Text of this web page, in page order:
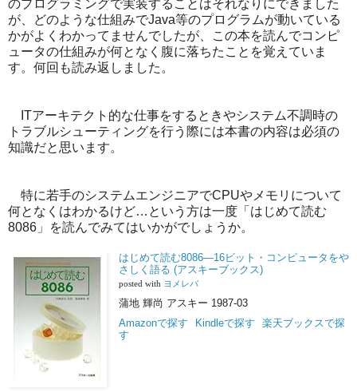
のプログラミングで実装することはそれなりにできました
が、どのような仕組みでJava等のプログラムが動いている
かがよくわかってませんでしたが、この本を読んでコンピ
ュータの仕組みが何となく腹に落ちたことを覚えていま
す。何回も読み返しました。
ITアーキテクト的な仕事をするときやシステム不調時の
トラブルシューティングを行う際には本書の内容は必須の
知識だと思います。
特に若手のシステムエンジニアでCPUやメモリについて
何となくはわかるけど…という方は一度「はじめて読む
8086」を読んでみてはいかがでしょうか。
はじめて読む8086―16ビット・コンピュータをや
さしく語る (アスキーブックス)
posted with ヨメレバ
蒲地 輝尚 アスキー 1987-03
Amazonで探す
Kindleで探す
楽天ブックスで探
す